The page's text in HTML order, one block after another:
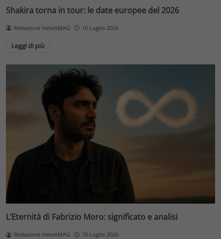
Shakira torna in tour: le date europee del 2026
Redazione VelvetMAG 10 Luglio 2026
Leggi di più
L’Eternità di Fabrizio Moro: significato e analisi
Redazione VelvetMAG 10 Luglio 2026